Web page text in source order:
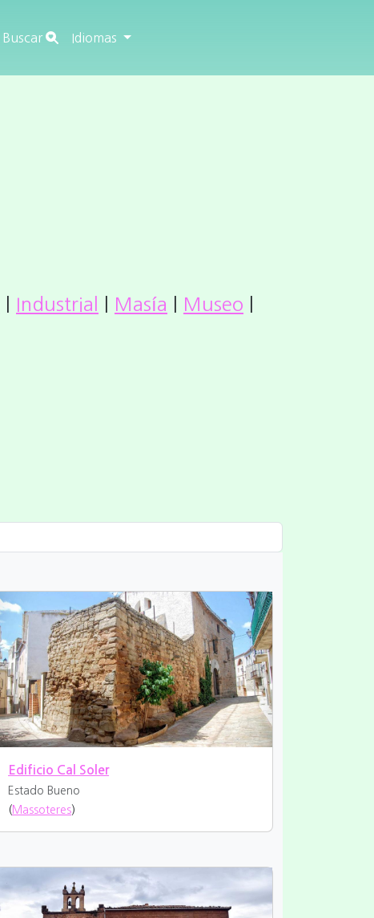
Buscar Idiomas
Industrial Masía Museo
Edificio Cal Soler
Estado Bueno
( Massoteres)